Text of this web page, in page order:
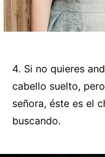
4. Si no quieres
cabello suelto,
señora, éste es el
buscando.